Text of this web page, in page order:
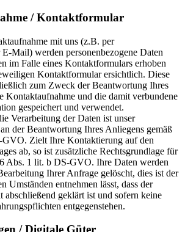
/ Kontaktformular
mit uns (z.B. per
Mail) werden personenbezogene Daten
im Falle eines Kontaktformulars erhoben
Kontaktformular ersichtlich. Diese
zum Zweck der Beantwortung Ihres
Kontaktaufnahme und die damit verbundene
gespeichert und verwendet.
Verarbeitung der Daten ist unser
der Beantwortung Ihres Anliegens gemäß
Zielt Ihre Kontaktierung auf den
ab, so ist zusätzliche Rechtsgrundlage für
Abs. 1 lit. b DS-GVO. Ihre Daten werden
Ihrer Anfrage gelöscht, dies ist der
Umständen entnehmen lässt, dass der
abschließend geklärt ist und sofern keine
entgegenstehen.
/ Digitale Güter